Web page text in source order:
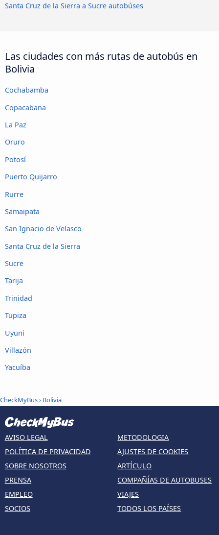
Santa Cruz de la Sierra a Sucre autobúses
Las ciudades con más rutas de autobús en
Bolivia
Cochabamba
Copacabana
La Paz
Oruro
Potosí
Puerto Quijarro
Rurre
Samaipata
San Ignacio de Velasco
Santa Cruz de la Sierra
Sucre
Tarija
Trinidad
Tupiza
Uyuni
Villazón
Yacuíba
CheckMyBus› Bolivia
AVISO LEGAL
POLÍTICA DE PRIVACIDAD
SOBRE NOSOTROS
PRENSA
EMPLEO
SOCIOS
METODOLOGIA
AJUSTES DE COOKIES
ARTÍCULO
COMPAÑÍAS DE AUTOBUSES
VIAJES
TODOS LOS PAÍSES